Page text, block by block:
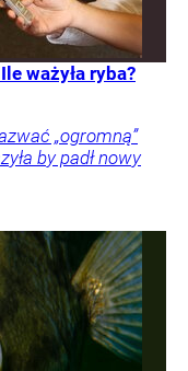
ważyła ryba?
„ogromną”
by padł nowy